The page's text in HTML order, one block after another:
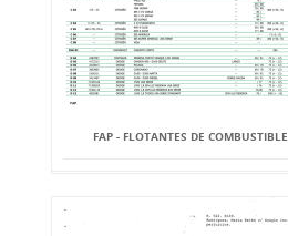
FAP - FLOTANTES DE COMBUSTIBLE